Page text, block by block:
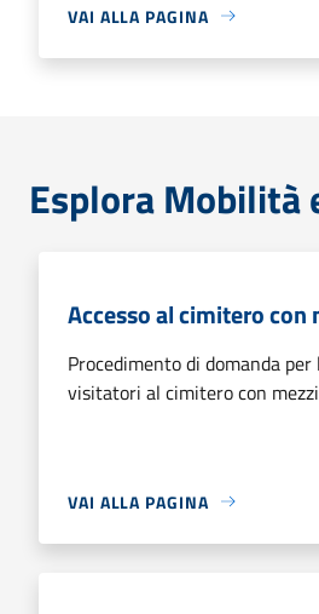
VAI ALLA PAGINA
Esplora Mobilità
Accesso al cimitero con
Procedimento di domanda per
visitatori al cimitero con
VAI ALLA PAGINA